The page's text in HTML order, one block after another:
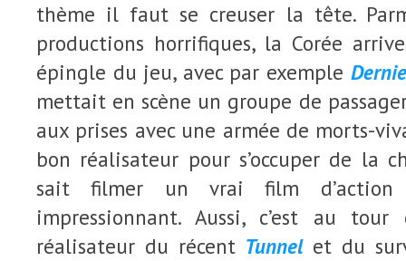
thème il faut se creuser la tête.
productions horrifiques, la Corée
épingle du jeu, avec par exemple
mettait en scène un groupe de
aux prises avec une armée de morts-
bon réalisateur pour s’occuper de la
sait filmer un vrai film
impressionnant. Aussi, c’est au
réalisateur du récent Tunnel et du